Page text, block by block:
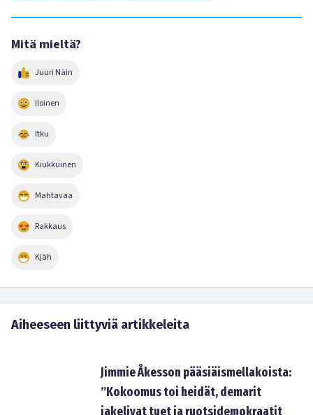
Mitä mieltä?
Juuri Näin
Iloinen
Itku
Kiukkuinen
Mahtavaa
Rakkaus
Kjäh
Aiheeseen liittyviä artikkeleita
Jimmie Åkesson pääsiäismellakoista:
”Kokoomus toi heidät, demarit
jakelivat tuet ja ruotsidemokraatit